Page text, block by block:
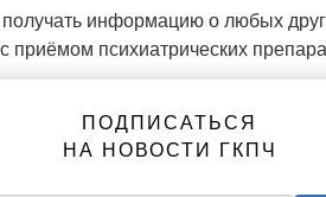
информацию о любых
приёмом психиатрических
от любого лечения,
не должен подвергаться
ПОДПИСАТЬСЯ
НА НОВОСТИ ГКПЧ